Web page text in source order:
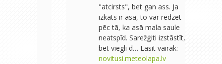
"atcirsts", bet gan ass. Ja
izkats ir asa, to var redzēt
pēc tā, ka asā mala saule
neatspīd. Sarežģiti izstāstīt,
bet viegli d… Lasīt vairāk:
novitusi.meteolapa.lv